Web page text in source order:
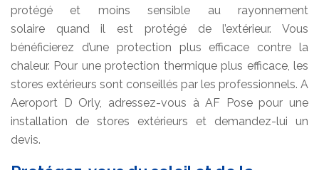
protégé et moins sensible au rayonnement
solaire quand il est protégé de l’extérieur. Vous
bénéficierez d’une protection plus efficace contre la
chaleur. Pour une protection thermique plus efficace, les
stores extérieurs sont conseillés par les professionnels. A
Aeroport D Orly, adressez-vous à AF Pose pour une
installation de stores extérieurs et demandez-lui un
devis.